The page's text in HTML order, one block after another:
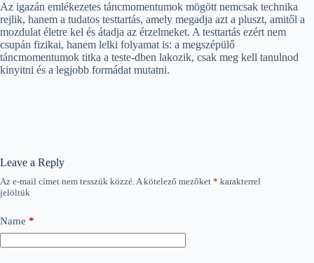
Az igazán emlékezetes táncmomentumok mögött nemcsak technika
rejlik, hanem a tudatos testtartás, amely megadja azt a pluszt, amitől a
mozdulat életre kel és átadja az érzelmeket. A testtartás ezért nem
csupán fizikai, hanem lelki folyamat is: a megszépülő
táncmomentumok titka a teste-dben lakozik, csak meg kell tanulnod
kinyitni és a legjobb formádat mutatni.
Leave a Reply
Az e-mail címet nem tesszük közzé.A kötelező mezőket * karakterrel
jelöltük
Name *